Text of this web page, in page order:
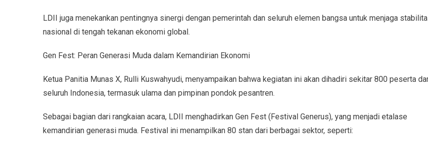
LDII juga menekankan pentingnya sinergi dengan pemerintah dan seluruh elemen bangsa untuk menjaga
nasional di tengah tekanan ekonomi global.
Gen Fest: Peran Generasi Muda dalam Kemandirian Ekonomi
Ketua Panitia Munas X, Rulli Kuswahyudi, menyampaikan bahwa kegiatan ini akan dihadiri sekitar 800 peserta
seluruh Indonesia, termasuk ulama dan pimpinan pondok pesantren.
Sebagai bagian dari rangkaian acara, LDII menghadirkan Gen Fest (Festival Generus), yang menjadi etalase
kemandirian generasi muda. Festival ini menampilkan 80 stan dari berbagai sektor, seperti: